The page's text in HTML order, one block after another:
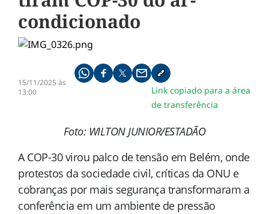
condicionado
15/11/2025 às
13:00
Compartilhe pelo whatsapp
Compartilhar no facebook
Compartilhar no twitter
Compartilhe pelo email
Copiar link da notícia
Link copiado para a área
de transferência
Foto: WILTON JUNIOR/ESTADÃO
A COP-30 virou palco de tensão em Belém, onde
protestos da sociedade civil, críticas da ONU e
cobranças por mais segurança transformaram a
conferência em um ambiente de pressão